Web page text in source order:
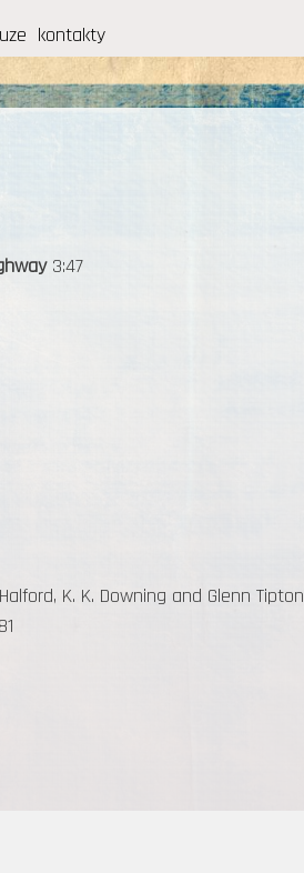
kontakty
3:47
K. K. Downing and Glenn Tipton